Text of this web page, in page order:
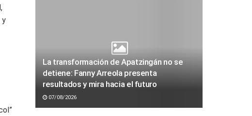
y
La transformación de Apatzingán no se
detiene: Fanny Arreola presenta
resultados y mira hacia el futuro
07/08/2026